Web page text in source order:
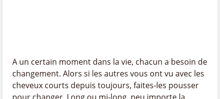
A un certain moment dans la vie, chacun a besoin de
changement. Alors si les autres vous ont vu avec les
cheveux courts depuis toujours, faites-les pousser